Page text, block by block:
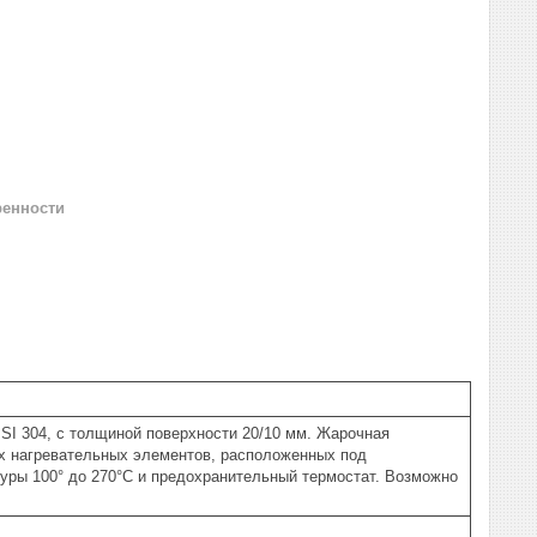
304, с толщиной поверхности 20/10 мм. Жарочная
нагревательных элементов, расположенных под
100° до 270°C и предохранительный термостат. Возможно